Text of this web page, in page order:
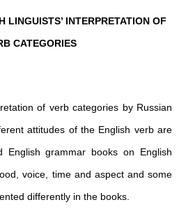
LINGUISTS’ INTERPRETATION OF
CATEGORIES
of verb categories by Russian
attitudes of the English verb are
English grammar books on English
voice, time and aspect and some
differently in the books.